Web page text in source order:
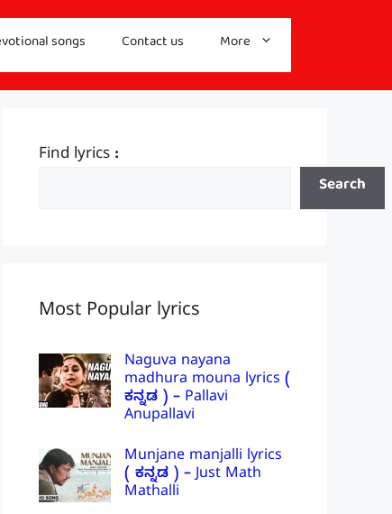
songs Contact us More
Find lyrics :
Search
Most Popular lyrics
Naguva nayana
madhura mouna lyrics (
ಕನ್ನಡ ) – Pallavi
Anupallavi
Munjane manjalli lyrics
( ಕನ್ನಡ ) – Just Math
Mathalli